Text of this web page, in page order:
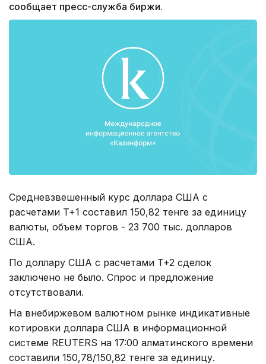
сообщает пресс-служба биржи.
Средневзвешенный курс доллара США с
расчетами T+1 составил 150,82 тенге за единицу
валюты, объем торгов - 23 700 тыс. долларов
США.
По доллару США с расчетами T+2 сделок
заключено не было. Спрос и предложение
отсутствовали.
На внебиржевом валютном рынке индикативные
котировки доллара США в информационной
системе REUTERS на 17:00 алматинского времени
составили 150,78/150,82 тенге за единицу.